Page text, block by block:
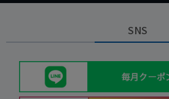
SNS